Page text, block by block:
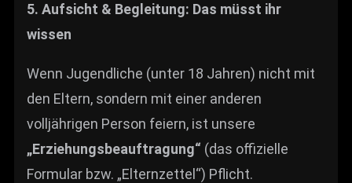
5. Aufsicht & Begleitung: Das müsst ihr
wissen
Wenn Jugendliche (unter 18 Jahren) nicht mit
den Eltern, sondern mit einer anderen
volljährigen Person feiern, ist unsere
„Erziehungsbeauftragung“ (das offizielle
Formular bzw. „Elternzettel“) Pflicht.